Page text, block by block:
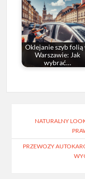
Oklejanie szyb folią
Warszawie: Jak
wybrać…
wpisuNATURALNY
PRZEWOZY